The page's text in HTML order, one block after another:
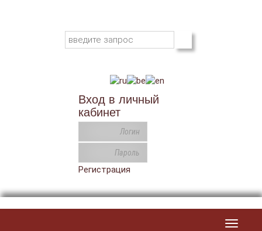
Вход в личный
кабинет
Регистрация
Toggle